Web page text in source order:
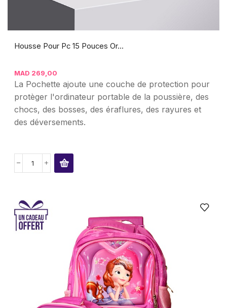
Housse Pour Pc 15 Pouces Or...
MAD 269,00
La Pochette ajoute une couche de protection pour
protèger l'ordinateur portable de la poussière, des
chocs, des bosses, des éraflures, des rayures et
des déversements.